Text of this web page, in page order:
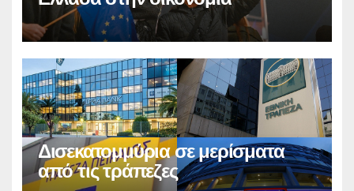
Δισεκατομμύρια σε μερίσματα
από τις τράπεζες